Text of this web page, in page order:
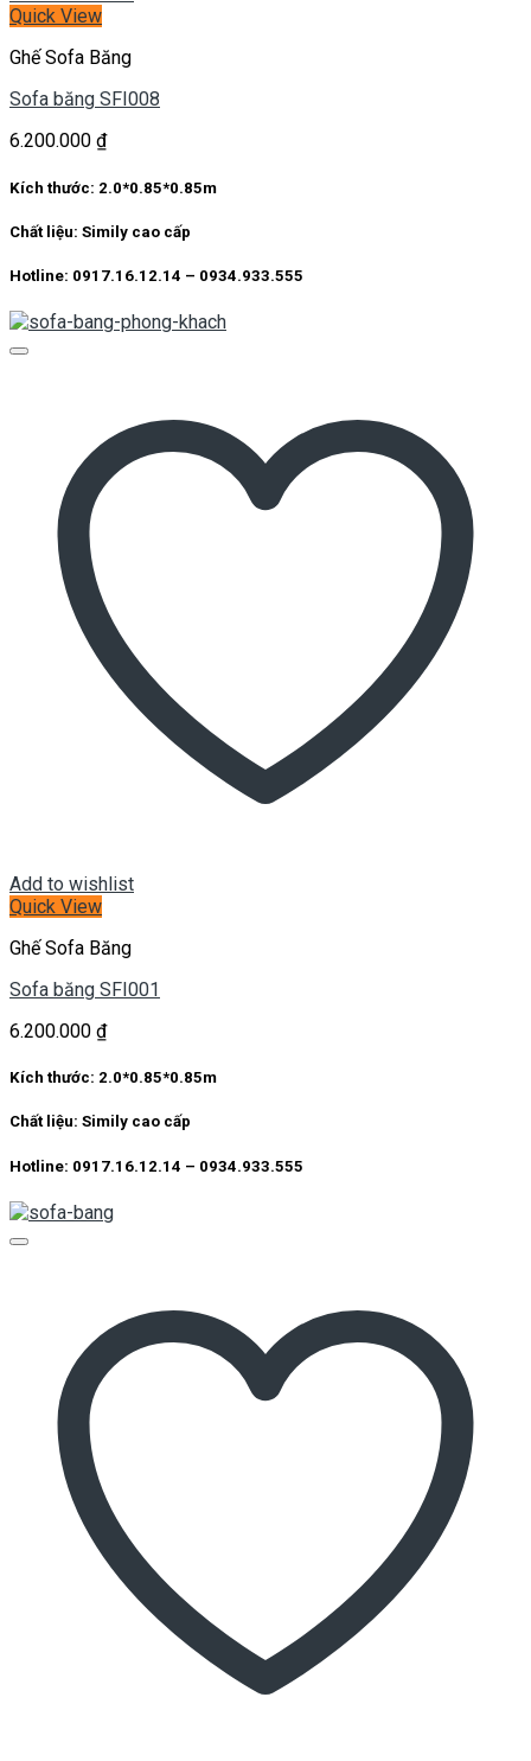
Quick View
Ghế Sofa Băng
Sofa băng SFI008
6.200.000 ₫
Kích thước: 2.0*0.85*0.85m
Chất liệu: Simily cao cấp
Hotline: 0917.16.12.14 – 0934.933.555
Add to wishlist
Quick View
Ghế Sofa Băng
Sofa băng SFI001
6.200.000 ₫
Kích thước: 2.0*0.85*0.85m
Chất liệu: Simily cao cấp
Hotline: 0917.16.12.14 – 0934.933.555